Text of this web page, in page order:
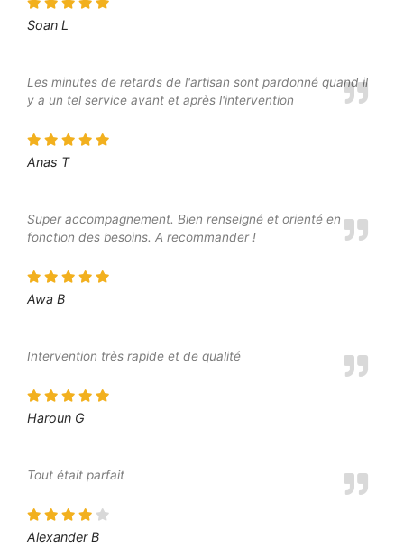
Soan L
Les minutes de retards de l'artisan sont pardonné quand il
y a un tel service avant et après l'intervention
Anas T
Super accompagnement. Bien renseigné et orienté en
fonction des besoins. A recommander !
Awa B
Intervention très rapide et de qualité
Haroun G
Tout était parfait
Alexander B